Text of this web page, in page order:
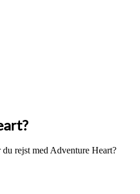
du rejst med Adventure Heart?